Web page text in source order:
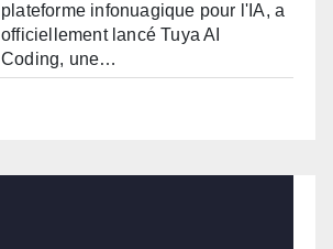
plateforme infonuagique pour l'IA, a
officiellement lancé Tuya AI
Coding, une…